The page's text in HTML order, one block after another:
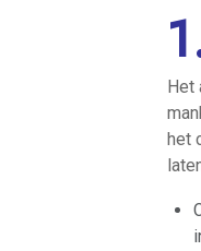
Het
het